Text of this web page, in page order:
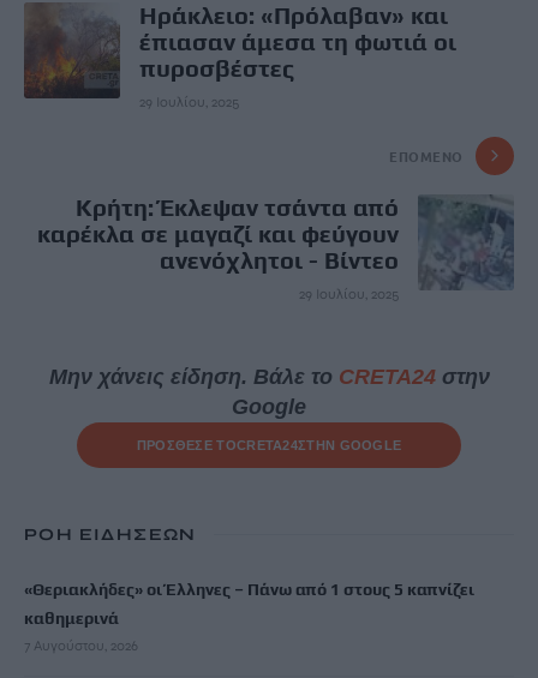
Ηράκλειο: «Πρόλαβαν» και
έπιασαν άμεσα τη φωτιά οι
πυροσβέστες
29 Ιουλίου, 2025
ΕΠΌΜΕΝΟ
Κρήτη: Έκλεψαν τσάντα από
καρέκλα σε μαγαζί και φεύγουν
ανενόχλητοι - Βίντεο
29 Ιουλίου, 2025
Μην χάνεις είδηση. Βάλε το CRETA24στην
Google
ΠΡΟΣΘΕΣΕ ΤΟCRETA24ΣΤΗΝ GOOGLE
ΡΟΗ ΕΙΔΗΣΕΩΝ
«Θεριακλήδες» οι Έλληνες – Πάνω από 1 στους 5 καπνίζει
καθημερινά
7 Αυγούστου, 2026